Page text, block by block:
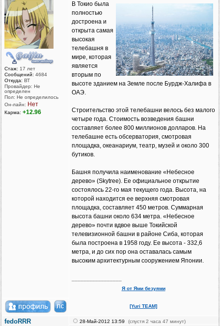
Стаж: 17 лет
Сообщений: 4684
Откуда: ВТ
Провайдер: Не
определен
Пол: Не определилось
Он-лайн: Нет
Карма: +12.96
В Токио была
полностью
достроена и
открыта самая
высокая
телебашня в
мире, которая
является
вторым по
высоте зданием на Земле после Бурдж-Халифа в
ОАЭ.
Строительство этой телебашни велось без малого
четыре года. Стоимость возведения башни
составляет более 800 миллионов долларов. На
телебашне есть обсерватория, смотровая
площадка, океанариум, театр, музей и около 300
бутиков.
Башня получила наименование «Небесное
дерево» (Skytree). Ее официальное открытие
состоялось 22-го мая текущего года. Высота, на
которой находится ее верхняя смотровая
площадка, составляет 450 метров. Суммарная
высота башни около 634 метра. «Небесное
дерево» почти вдвое выше Токийской
телевизионной башни в районе Сиба, которая
была построена в 1958 году. Ее высота - 332,6
метра, и до сих пор она оставалась самым
высоким архитектурным сооружением Японии.
Я от Ями безуями
[Yuri TEAM]
fedoRRR 28-Май-2012 13:59 (спустя 2 часа 47 минут)